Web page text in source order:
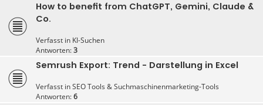
How to benefit from ChatGPT, Gemini, Claude &
Co.
Verfasst in KI-Suchen
Antworten:3
Semrush Export: Trend - Darstellung in Excel
Verfasst inSEO Tools & Suchmaschinenmarketing-Tools
Antworten:6